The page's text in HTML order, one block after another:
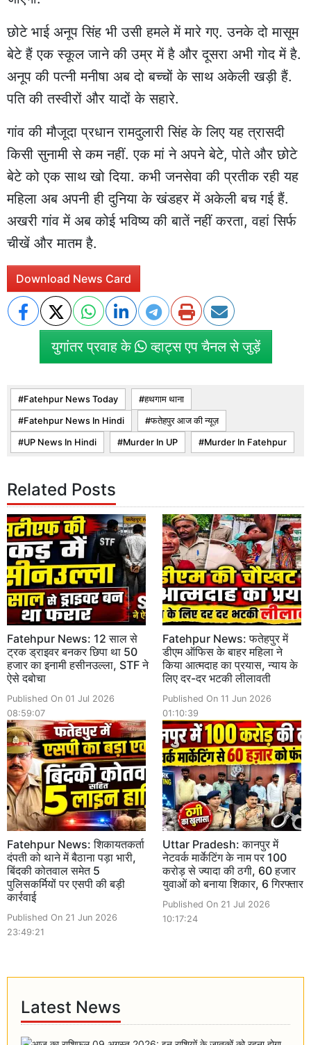
छोटे भाई अनूप सिंह भी उसी हमले में मारे गए. उनके दो मासूम
बेटे हैं एक स्कूल जाने की उम्र में है और दूसरा अभी गोद में है.
अनूप की पत्नी मनीषा अब दो बच्चों के साथ अकेली खड़ी हैं.
पति की तस्वीरों और यादों के सहारे.
गांव की मौजूदा प्रधान रामदुलारी सिंह के लिए यह त्रासदी
किसी सुनामी से कम नहीं. एक मां ने अपने बेटे, पोते और छोटे
बेटे को एक साथ खो दिया. कभी जनसेवा की प्रतीक रही यह
महिला अब अपनी ही दुनिया के खंडहर में अकेली बच गई हैं.
अखरी गांव में अब कोई भविष्य की बातें नहीं करता, वहां सिर्फ
चीखें और मातम है.
Download News Card
युगांतर प्रवाह के व्हाट्स एप चैनल से जुड़ें
Fatehpur News Today हथगाम थाना
Fatehpur News In Hindi फतेहपुर आज की न्यूज़
UP News In Hindi Murder In UP Murder In Fatehpur
Related Posts
Fatehpur News: 12 साल से
ट्रक ड्राइवर बनकर छिपा था 50
हजार का इनामी हसीनउल्ला, STF ने
ऐसे दबोचा
Published On 01 Jul 2026
08:59:07
Fatehpur News: फतेहपुर में
डीएम ऑफिस के बाहर महिला ने
किया आत्मदाह का प्रयास, न्याय के
लिए दर-दर भटकी लीलावती
Published On 11 Jun 2026
01:10:39
Fatehpur News: शिकायतकर्ता
दंपती को थाने में बैठाना पड़ा भारी,
बिंदकी कोतवाल समेत 5
पुलिसकर्मियों पर एसपी की बड़ी
कार्रवाई
Published On 21 Jun 2026
23:49:21
Uttar Pradesh: कानपुर में
नेटवर्क मार्केटिंग के नाम पर 100
करोड़ से ज्यादा की ठगी, 60 हजार
युवाओं को बनाया शिकार, 6 गिरफ्तार
Published On 21 Jul 2026
10:17:24
Latest News